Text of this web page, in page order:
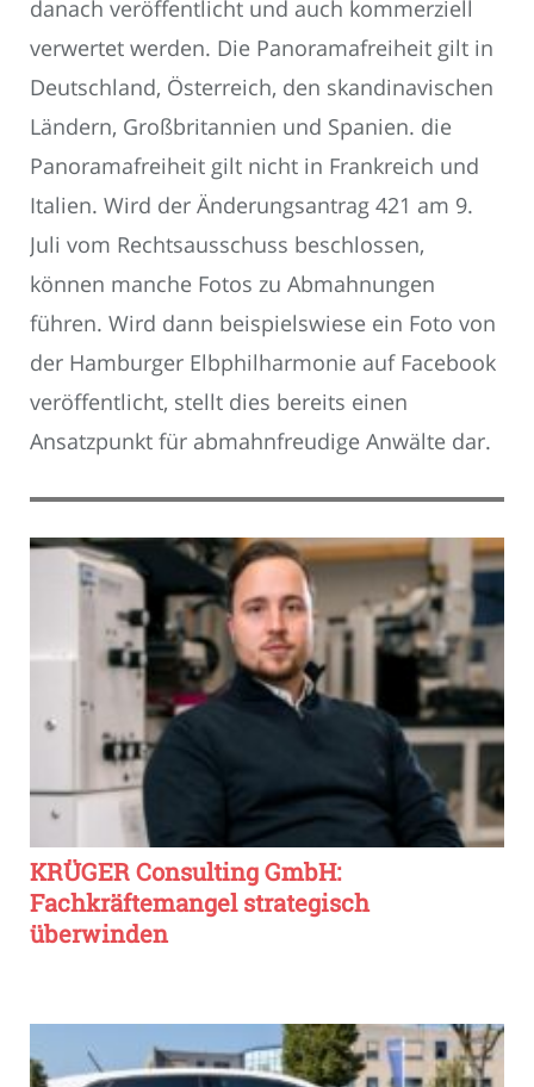
danach veröffentlicht und auch kommerziell
verwertet werden. Die Panoramafreiheit gilt in
Deutschland, Österreich, den skandinavischen
Ländern, Großbritannien und Spanien. die
Panoramafreiheit gilt nicht in Frankreich und
Italien. Wird der Änderungsantrag 421 am 9.
Juli vom Rechtsausschuss beschlossen,
können manche Fotos zu Abmahnungen
führen. Wird dann beispielswiese ein Foto von
der Hamburger Elbphilharmonie auf Facebook
veröffentlicht, stellt dies bereits einen
Ansatzpunkt für abmahnfreudige Anwälte dar.
KRÜGER Consulting GmbH:
Fachkräftemangel strategisch
überwinden